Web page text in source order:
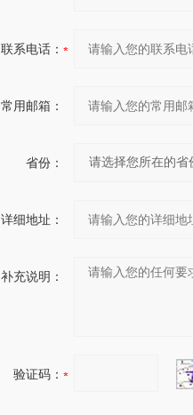
联系电话：
常用邮箱：
省份：
详细地址：
补充说明：
验证码：